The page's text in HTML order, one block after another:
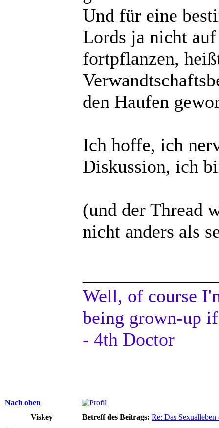
Und für eine
Lords ja nicht
fortpflanzen,
den Haufen
Ich hoffe, ich
Diskussion, ich
(und der Thread
nicht anders als
Well, of course
being grown-up
- 4th Doctor
Nach oben
Viskey
Betreff des Beitrags: Re: Das